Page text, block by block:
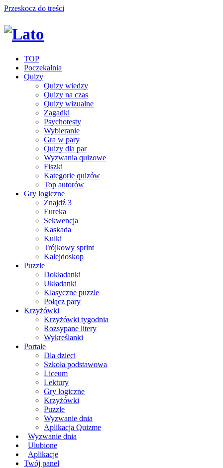
Przeskocz do treści
TOP
Poczekalnia
Quizy
Quizy wiedzy
Quizy na czas
Quizy wizualne
Zagadki
Psychotesty
Wybieranie
Gra w pary
Quizy dla par
Wyzwania quizowe
Fiszki
Kategorie quizów
Top autorów
Gry logiczne
Znajdź 3
Eureka
Sekwencja
Kaskada
Kulki
Trójkowy sprint
Kalejdoskop
Puzzle
Dokładanki
Układanki
Klasyczne puzzle
Połącz pary
Krzyżówki
Krzyżówki tygodnia
Rozsypane litery
Wykreślanki
Portale
Dla dzieci
Szkoła podstawowa
Liceum
Lektury
Gry logiczne
Krzyżówki
Puzzle
Wyzwanie dnia
Aplikacja Quizme
Wyzwanie dnia
Ulubione
Aplikacje
Twój panel